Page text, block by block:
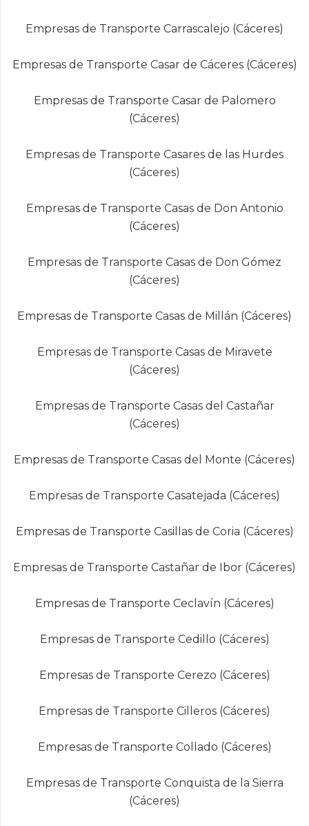
Empresas de Transporte Carrascalejo (Cáceres)
Empresas de Transporte Casar de Cáceres (Cáceres)
Empresas de Transporte Casar de Palomero
(Cáceres)
Empresas de Transporte Casares de las Hurdes
(Cáceres)
Empresas de Transporte Casas de Don Antonio
(Cáceres)
Empresas de Transporte Casas de Don Gómez
(Cáceres)
Empresas de Transporte Casas de Millán (Cáceres)
Empresas de Transporte Casas de Miravete
(Cáceres)
Empresas de Transporte Casas del Castañar
(Cáceres)
Empresas de Transporte Casas del Monte (Cáceres)
Empresas de Transporte Casatejada (Cáceres)
Empresas de Transporte Casillas de Coria (Cáceres)
Empresas de Transporte Castañar de Ibor (Cáceres)
Empresas de Transporte Ceclavín (Cáceres)
Empresas de Transporte Cedillo (Cáceres)
Empresas de Transporte Cerezo (Cáceres)
Empresas de Transporte Cilleros (Cáceres)
Empresas de Transporte Collado (Cáceres)
Empresas de Transporte Conquista de la Sierra
(Cáceres)